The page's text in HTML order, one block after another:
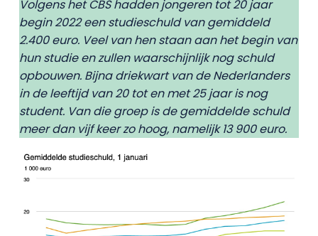
Volgens het CBS hadden jongeren tot 20 jaar
begin 2022 een studieschuld van gemiddeld
2.400 euro. Veel van hen staan aan het begin van
hun studie en zullen waarschijnlijk nog schuld
opbouwen. Bijna driekwart van de Nederlanders
in de leeftijd van 20 tot en met 25 jaar is nog
student. Van die groep is de gemiddelde schuld
meer dan vijf keer zo hoog, namelijk 13 900 euro.